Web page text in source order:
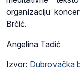
organizaciju
Brčić.
Angelina Tadić
Izvor: Dubrovačka